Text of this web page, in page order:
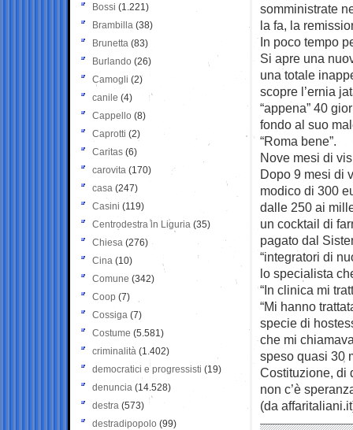
somministrate
la fa, la
In poco tempo
Si apre una
una totale
scopre l’ernia
“appena” 40
fondo al suo
“Roma bene”.
Nove mesi di
Dopo 9 mesi di
modico di 300
dalle 250 ai
un cocktail di
pagato dal
“integratori di
lo specialista
“In clinica mi
“Mi hanno
specie di
che mi
speso quasi 30
Costituzione, di
non c’è
(da
Bossi (1.221)
Brambilla (38)
Brunetta (83)
Burlando (26)
Camogli (2)
canile (4)
Cappello (8)
Caprotti (2)
Caritas (6)
carovita (170)
casa (247)
Casini (119)
Centrodestra in Liguria (35)
Chiesa (276)
Cina (10)
Comune (342)
Coop (7)
Cossiga (7)
Costume (5.581)
criminalità (1.402)
democratici e progressisti (19)
denuncia (14.528)
destra (573)
destradipopolo (99)